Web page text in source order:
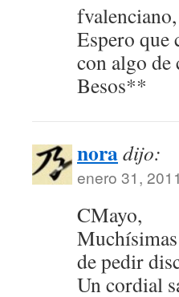
fvalenciano,
Espero que
con algo
Besos**
noradijo:
enero 31,
CMayo,
de pedir
Un cordial